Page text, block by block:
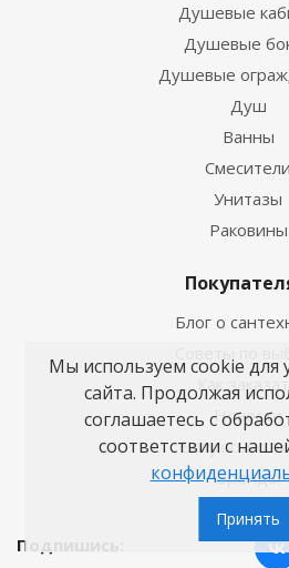
Душевые
Душевые
Душевые
Душ
Ванны
Смесители
Унитазы
Раковины
Блог о
Как
Новости
Вопросы-
Бренды
Подпишись:
Мы используем cookie для
сайта. Продолжая
соглашаетесь с
соответствии с
Принять